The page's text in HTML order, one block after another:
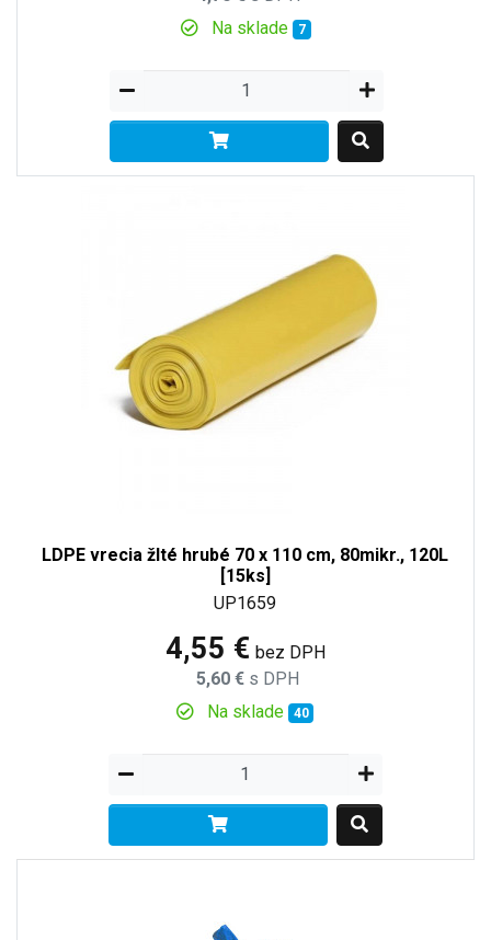
Na sklade 7
LDPE vrecia žlté hrubé 70 x 110 cm, 80mikr., 120L
[15ks]
UP1659
4,55 € bez DPH
5,60 € s DPH
Na sklade
40